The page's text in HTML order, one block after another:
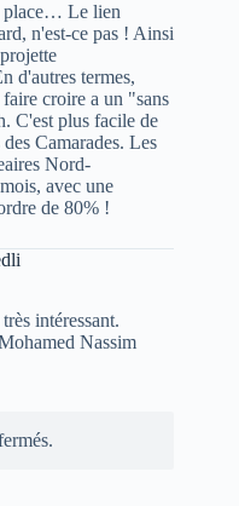
place… Le lien
n'est-ce pas ! Ainsi
d'autres termes,
croire a un "sans
C'est plus facile de
Camarades. Les
Nord-
avec une
de 80% !
intéressant.
Nassim